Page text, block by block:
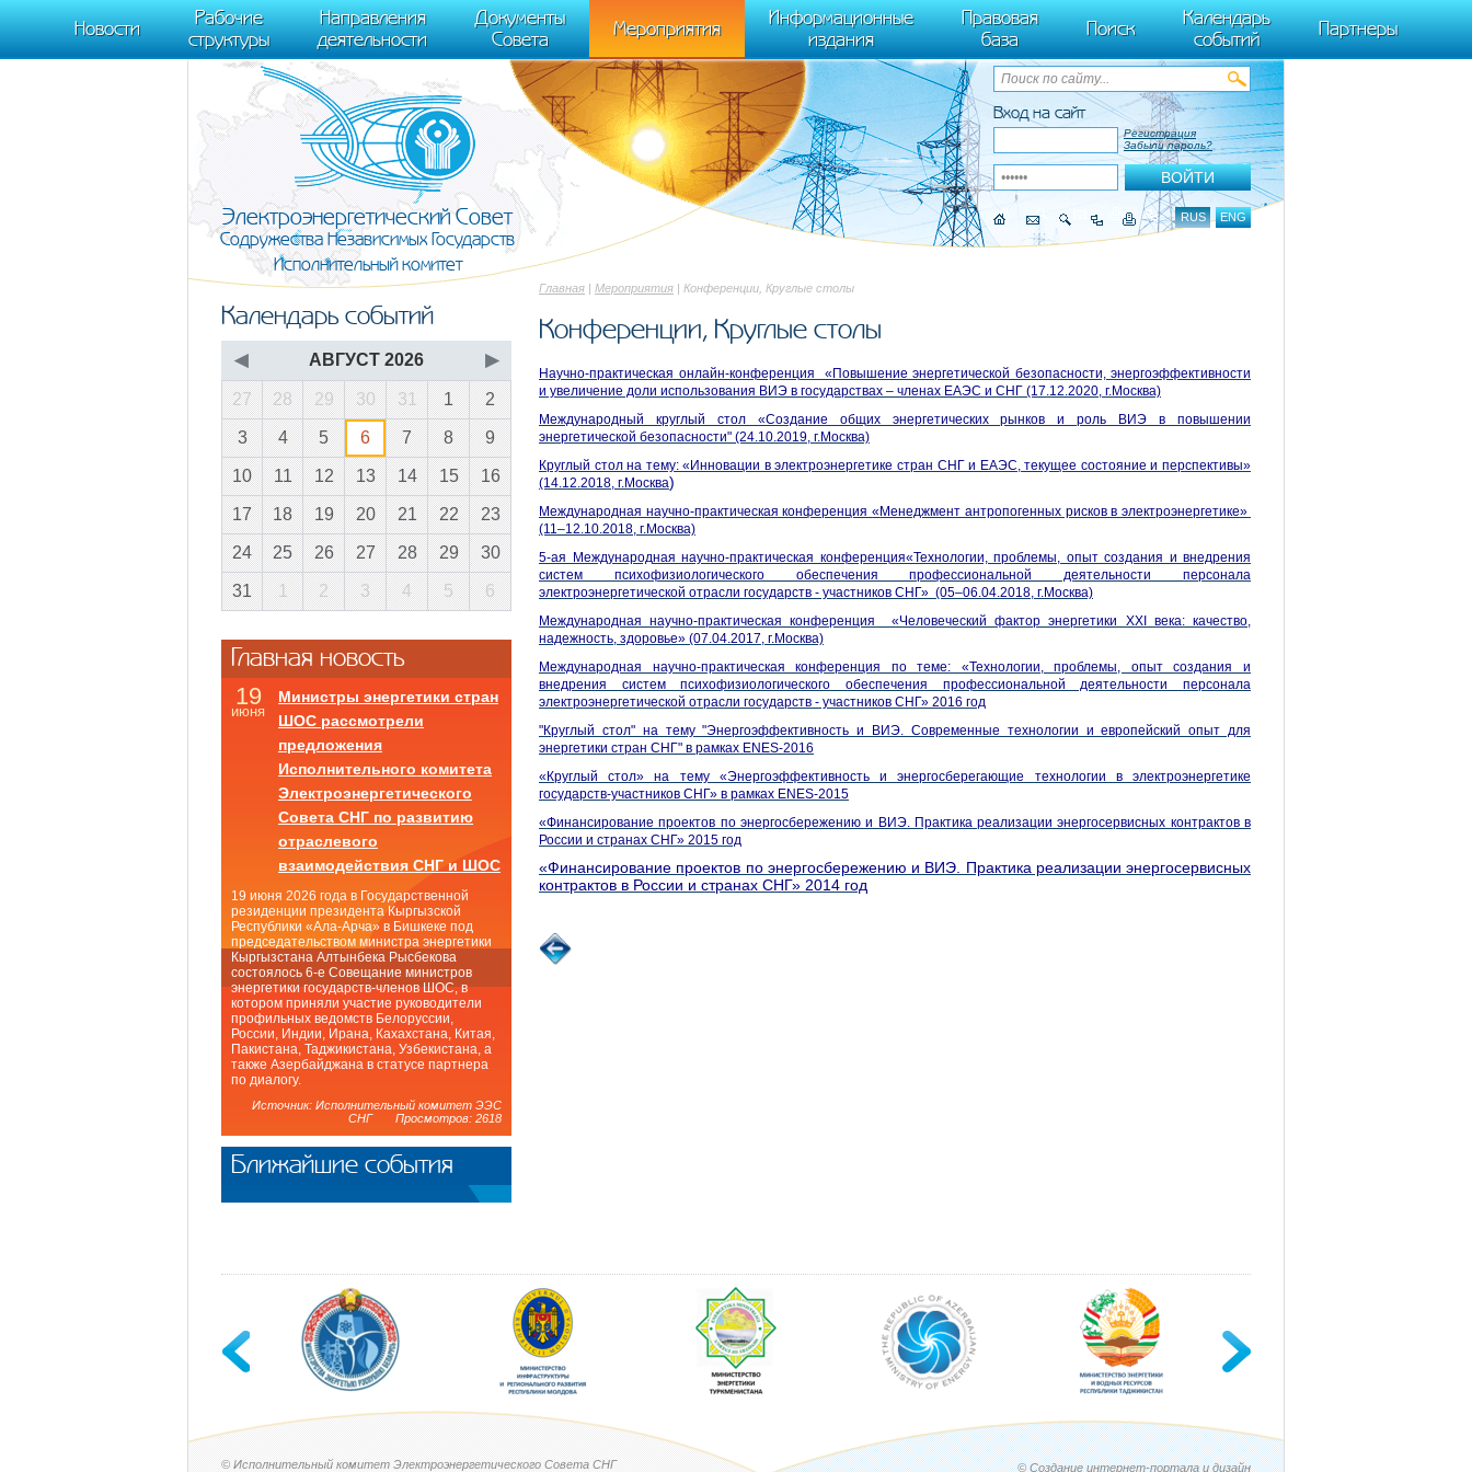
m[i].l=1*new Date(); for (var j = 0; j < document.scripts.length; j++) {if (document.scripts[j].src === r) { return; }} k=e.createElement(t),a=e.getElementsByTagName(t)[0],k.async=1,k.src=r,a.parentNode.insertBefore(k,a)}) (window,
document, "script", "https://mc.yandex.ru/metrika/tag.js", "ym"); ym(95911708, "init", { clickmap:true, trackLinks:true, accurateTrackBounce:true });
Новости
Рабочие
структуры
Направления
деятельности
Документы
Совета
Мероприятия
Информационные
издания
Правовая
база
Поиск
Календарь
событий
Партнеры
Вход на сайт
Регистрация
Забыли пароль?
RUS ENG
Электроэнергетический Совет
Содружества Независимых Государств
Исполнительный комитет
Главная | Мероприятия | Конференции, Круглые столы
Конференции, Круглые столы
Научно-практическая онлайн-конференция «Повышение энергетической безопасности, энергоэффективности
и увеличение доли использования ВИЭ в государствах – членах ЕАЭС и СНГ (17.12.2020, г.Москва)
Международный круглый стол «Создание общих энергетических рынков и роль ВИЭ в повышении
энергетической безопасности" (24.10.2019, г.Москва)
Круглый стол на тему: «Инновации в электроэнергетике стран СНГ и ЕАЭС, текущее состояние и перспективы»
(14.12.2018, г.Москва)
Международная научно-практическая конференция«Менеджмент антропогенных рисков в электроэнергетике»
(11–12.10.2018, г.Москва)
5-ая Международная научно-практическая конференция«Технологии, проблемы, опыт создания и внедрения
систем психофизиологического обеспечения профессиональной деятельности персонала
электроэнергетической отрасли государств - участников СНГ» (05–06.04.2018, г.Москва)
Международная научно-практическая конференция «Человеческий фактор энергетики XXI века: качество,
надежность, здоровье» (07.04.2017, г.Москва)
Международная научно-практическая конференция по теме: «Технологии, проблемы, опыт создания и
внедрения систем психофизиологического обеспечения профессиональной деятельности персонала
электроэнергетической отрасли государств - участников СНГ» 2016 год
"Круглый стол" на тему "Энергоэффективность и ВИЭ. Современные технологии и европейский опыт для
энергетики стран СНГ" в рамках ENES-2016
«Круглый стол» на тему «Энергоэффективность и энергосберегающие технологии в электроэнергетике
государств-участников СНГ» в рамках ENES-2015
«Финансирование проектов по энергосбережению и ВИЭ. Практика реализации энергосервисных контрактов в
России и странах СНГ» 2015 год
«Финансирование проектов по энергосбережению и ВИЭ. Практика реализации энергосервисных
контрактов в России и странах СНГ» 2014 год
Календарь событий
◀ АВГУСТ 2026 ▶
27 28 29 30 31 1 2
3 4 5 6 7 8 9
10 11 12 13 14 15 16
17 18 19 20 21 22 23
24 25 26 27 28 29 30
31 1 2 3 4 5 6
Главная новость
19
июня
Министры энергетики стран
ШОС рассмотрели
предложения
Исполнительного комитета
Электроэнергетического
Совета СНГ по развитию
отраслевого
взаимодействия СНГ и ШОС
19 июня 2026 года в Государственной
резиденции президента Кыргызской
Республики «Ала-Арча» в Бишкеке под
председательством министра энергетики
Кыргызстана Алтынбека Рысбекова
состоялось 6-е Совещание министров
энергетики государств-членов ШОС, в
котором приняли участие руководители
профильных ведомств Белоруссии,
России, Индии, Ирана, Кахахстана, Китая,
Пакистана, Таджикистана, Узбекистана, а
также Азербайджана в статусе партнера
по диалогу.
Источник: Исполнительный комитет ЭЭС
СНГ Просмотров: 2618
Ближайшие события
© Создание интернет-портала и дизайн
© Исполнительный комитет Электроэнергетического Совета СНГ